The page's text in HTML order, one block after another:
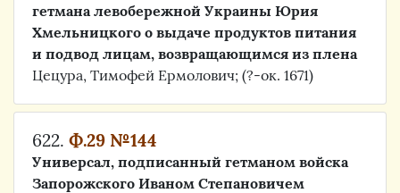
гетмана левобережной Украины Юрия
Хмельницкого о выдаче продуктов питания
и подвод лицам, возвращающимся из плена
Цецура, Тимофей Ермолович; (?-ок. 1671)
622. Ф.29 №144
Универсал, подписанный гетманом войска
Запорожского Иваном Степановичем